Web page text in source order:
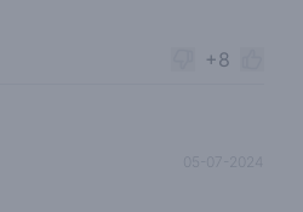
+8